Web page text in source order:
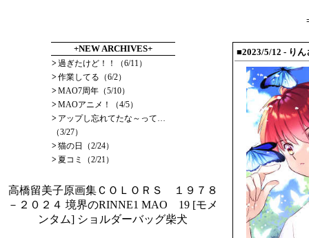
+NEW ARCHIVES+
>過ぎたけど！！（6/11）
>作業してる（6/2）
>MAO7周年（5/10）
>MAOアニメ！（4/5）
> アップし忘れてたな～って…
（3/27）
>猫の日（2/24）
>夏コミ（2/21）
高橋留美子原画集ＣＯＬＯＲＳ １９７８
－２０２４ 境界のRINNE1 MAO 19 [モメ
ンタム] ショルダーバッグ柴犬
■2023/5/12 - りん